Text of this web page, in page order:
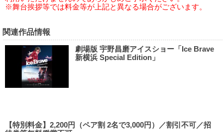
※舞台挨拶等では料金等が上記と異なる場合がございます。
関連作品情報
劇場版 宇野昌磨アイスショー「Ice Brave
新横浜 Special Edition」
【特別料金】2,200円（ペア割 2名で3,000円）／割引不可／招